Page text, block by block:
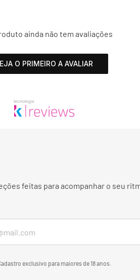
ainda não tem avaliações
O PRIMEIRO A AVALIAR
feitas para acompanhar o seu
exclusivo para maiores de 18 anos.